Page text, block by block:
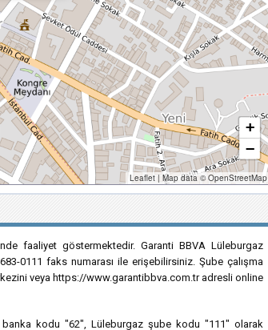
+
−
Leaflet | Map data © OpenStreetMap
faaliyet göstermektedir. Garanti BBVA Lüleburgaz
0111 faks numarası ile erişebilirsiniz. Şube çalışma
veya https://www.garantibbva.com.tr adresli online
kodu "62", Lüleburgaz şube kodu "111" olarak